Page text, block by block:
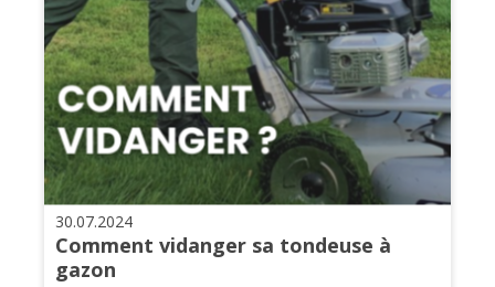
30.07.2024
Comment vidanger sa tondeuse à
gazon